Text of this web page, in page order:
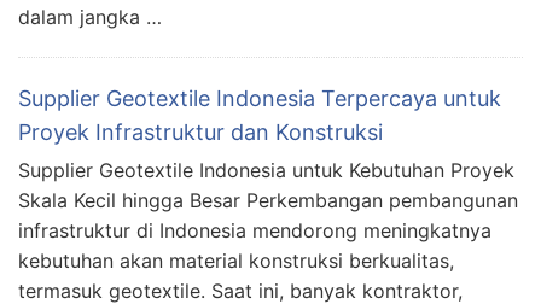
dalam jangka …
Supplier Geotextile Indonesia Terpercaya untuk
Proyek Infrastruktur dan Konstruksi
Supplier Geotextile Indonesia untuk Kebutuhan Proyek
Skala Kecil hingga Besar Perkembangan pembangunan
infrastruktur di Indonesia mendorong meningkatnya
kebutuhan akan material konstruksi berkualitas,
termasuk geotextile. Saat ini, banyak kontraktor,